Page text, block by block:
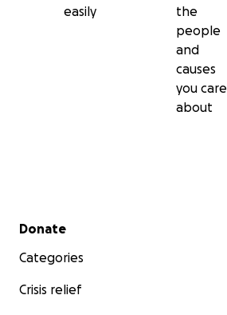
easily
the
people
and
causes
you care
about
Secondary menu
Donate
Categories
Crisis relief